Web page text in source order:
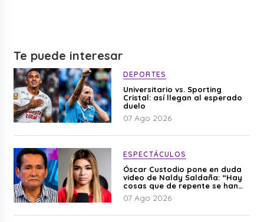
Te puede interesar
DEPORTES
Universitario vs. Sporting
Cristal: así llegan al esperado
duelo
07 Ago 2026
ESPECTÁCULOS
Óscar Custodio pone en duda
video de Naldy Saldaña: “Hay
cosas que de repente se han
editado”
07 Ago 2026